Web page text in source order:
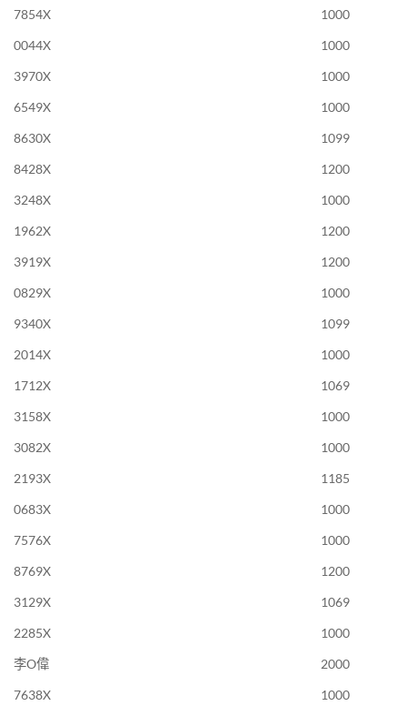
7854X
1000
0044X
1000
3970X
1000
6549X
1000
8630X
1099
8428X
1200
3248X
1000
1962X
1200
3919X
1200
0829X
1000
9340X
1099
2014X
1000
1712X
1069
3158X
1000
3082X
1000
2193X
1185
0683X
1000
7576X
1000
8769X
1200
3129X
1069
2285X
1000
李O偉
2000
7638X
1000